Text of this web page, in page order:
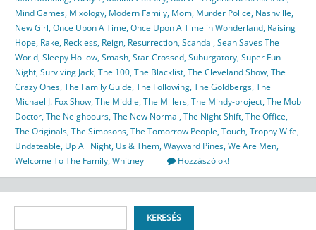
Mind Games, Mixology, Modern Family, Mom, Murder Police, Nashville,
New Girl,Once Upon A Time,Once Upon A Time in Wonderland, Raising
Hope, Rake, Reckless, Reign, Resurrection,Scandal,Sean Saves The
World,Sleepy Hollow,Smash,Star-Crossed,Suburgatory,Super Fun
Night,Surviving Jack,The 100,The Blacklist,The Cleveland Show,The
Crazy Ones,The Family Guide,The Following,The Goldbergs,The
Michael J. Fox Show,The Middle,The Millers,The Mindy-project,The Mob
Doctor,The Neighbours,The New Normal,The Night Shift,The Office,
The Originals,The Simpsons,The Tomorrow People,Touch,Trophy Wife,
Undateable, Up All Night, Us & Them,Wayward Pines,We Are Men,
Welcome To The Family,Whitney Hozzászólok!
KERESÉS